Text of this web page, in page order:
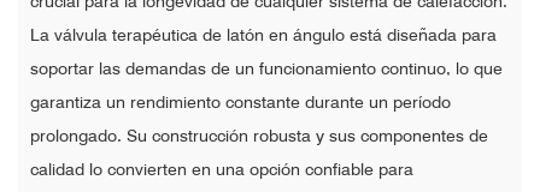
La válvula terapéutica de latón en ángulo está diseñada para
soportar las demandas de un funcionamiento continuo, lo que
garantiza un rendimiento constante durante un período
prolongado. Su construcción robusta y sus componentes de
calidad lo convierten en una opción confiable para